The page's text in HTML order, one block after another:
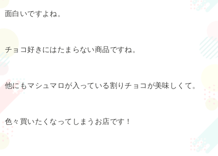
面白いですよね。
チョコ好きにはたまらない商品ですね。
他にもマシュマロが入っている割りチョコが美味しくて。
色々買いたくなってしまうお店です！